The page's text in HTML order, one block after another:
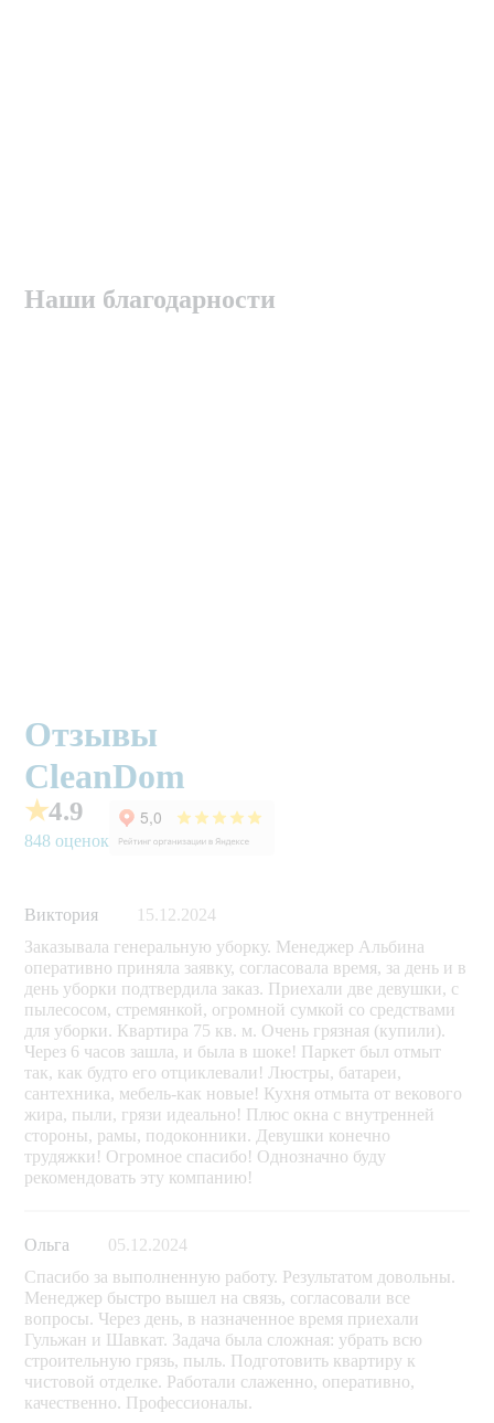
Наши благодарности
Отзывы
CleanDom
★4.9
848 оценок
Виктория
15.12.2024
Заказывала генеральную уборку. Менеджер Альбина
оперативно приняла заявку, согласовала время, за день и в
день уборки подтвердила заказ. Приехали две девушки, с
пылесосом, стремянкой, огромной сумкой со средствами
для уборки. Квартира 75 кв. м. Очень грязная (купили).
Через 6 часов зашла, и была в шоке! Паркет был отмыт
так, как будто его отциклевали! Люстры, батареи,
сантехника, мебель-как новые! Кухня отмыта от векового
жира, пыли, грязи идеально! Плюс окна с внутренней
стороны, рамы, подоконники. Девушки конечно
трудяжки! Огромное спасибо! Однозначно буду
рекомендовать эту компанию!
Ольга
05.12.2024
Спасибо за выполненную работу. Результатом довольны.
Менеджер быстро вышел на связь, согласовали все
вопросы. Через день, в назначенное время приехали
Гульжан и Шавкат. Задача была сложная: убрать всю
строительную грязь, пыль. Подготовить квартиру к
чистовой отделке. Работали слаженно, оперативно,
качественно. Профессионалы.